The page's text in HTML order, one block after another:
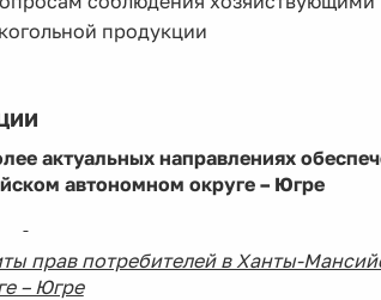
продукции
актуальных направлениях
автономном округе – Югре
прав потребителей в Ханты-
– Югре